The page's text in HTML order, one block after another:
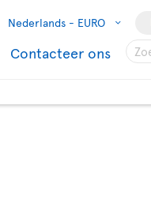
Nederlands - EURO
Contacteer ons